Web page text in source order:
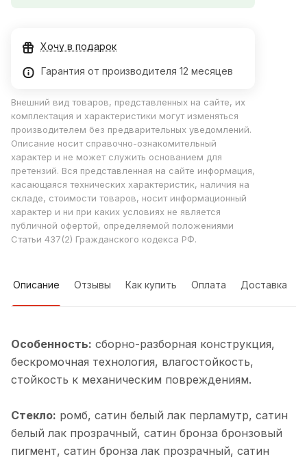
Хочу в подарок
Гарантия от производителя 12 месяцев
Внешний вид товаров, представленных на сайте, их
комплектация и характеристики могут изменяться
производителем без предварительных уведомлений.
Описание носит справочно-ознакомительный
характер и не может служить основанием для
претензий. Вся представленная на сайте информация,
касающаяся технических характеристик, наличия на
складе, стоимости товаров, носит информационный
характер и ни при каких условиях не является
публичной офертой, определяемой положениями
Статьи 437(2) Гражданского кодекса РФ.
Описание Отзывы Как купить Оплата Доставка
Особенность: cборно-разборная конструкция,
бескромочная технология, влагостойкость,
стойкость к механическим повреждениям.
Стекло: ромб, cатин белый лак перламутр, cатин
белый лак прозрачный, cатин бронза бронзовый
пигмент, cатин бронза лак прозрачный, cатин